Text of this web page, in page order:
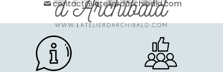
contact@latelierdarchibald.com